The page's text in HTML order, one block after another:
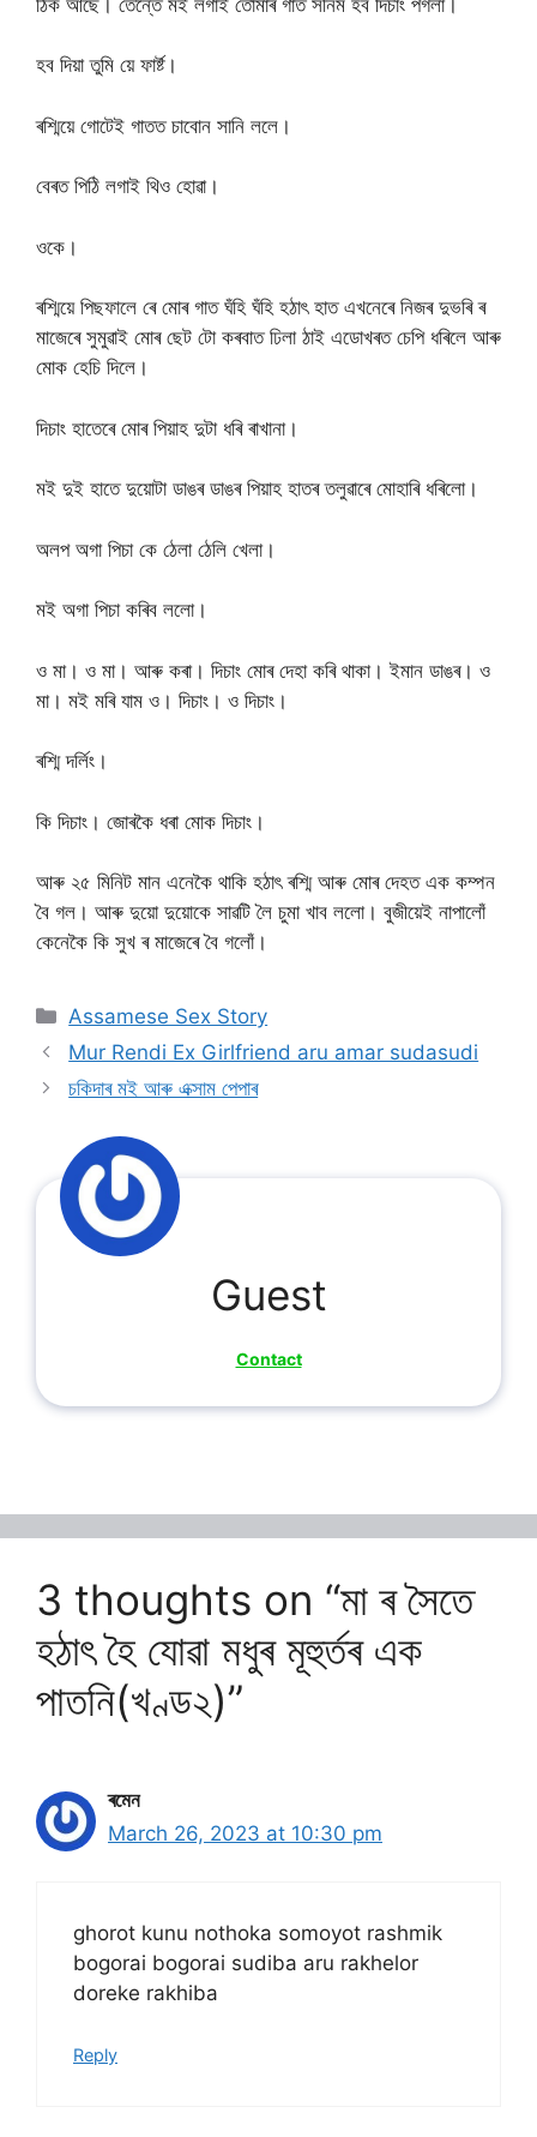
হব দিয়া তুমি য়ে ফাৰ্ষ্ট।
ৰশ্মিয়ে গোটেই গাতত চাবোন সানি ললে।
বেৰত পিঠি লগাই থিও হোৱা।
ওকে।
ৰশ্মিয়ে পিছফালে ৰে মোৰ গাত ঘঁহি ঘঁহি হঠাৎ হাত এখনেৰে নিজৰ দুভৰি ৰ
মাজেৰে সুমুৱাই মোৰ ছেট টো কৰবাত ঢিলা ঠাই এডোখৰত চেপি ধৰিলে আৰু
মোক হেচি দিলে।
দিচাং হাতেৰে মোৰ পিয়াহ দুটা ধৰি ৰাখানা।
মই দুই হাতে দুয়োটা ডাঙৰ ডাঙৰ পিয়াহ হাতৰ তলুৱাৰে মোহাৰি ধৰিলো।
অলপ অগা পিচা কে ঠেলা ঠেলি খেলা।
মই অগা পিচা কৰিব ললো।
ও মা। ও মা। আৰু কৰা। দিচাং মোৰ দেহা কৰি থাকা। ইমান ডাঙৰ। ও
মা। মই মৰি যাম ও। দিচাং। ও দিচাং।
ৰশ্মি দৰ্লিং।
কি দিচাং। জোৰকৈ ধৰা মোক দিচাং।
আৰু ২৫ মিনিট মান এনেকৈ থাকি হঠাৎ ৰশ্মি আৰু মোৰ দেহত এক কম্পন
বৈ গল। আৰু দুয়ো দুয়োকে সাৱটি লৈ চুমা খাব ললো। বুজীয়েই নাপালোঁ
কেনেকৈ কি সুখ ৰ মাজেৰে বৈ গলোঁ।
Categories
Assamese Sex Story
Mur Rendi Ex Girlfriend aru amar sudasudi
চকিদাৰ মই আৰু এক্সাম পেপাৰ
Guest
Contact
3 thoughts on “মা ৰ সৈতে
হঠাৎ হৈ যোৱা মধুৰ মূহুৰ্তৰ এক
পাতনি(খণ্ড২)”
ৰমেন
March 26, 2023 at 10:30 pm
ghorot kunu nothoka somoyot rashmik
bogorai bogorai sudiba aru rakhelor
doreke rakhiba
Reply